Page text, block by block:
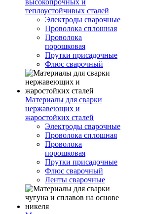
высокопрочных и
теплоустойчивых сталей
Электроды сварочные
Проволока сплошная
Проволока
порошковая
Прутки присадочные
Флюс сварочный
Материалы для сварки
нержавеющих и
жаростойких сталей
Электроды сварочные
Проволока сплошная
Проволока
порошковая
Прутки присадочные
Флюс сварочный
Ленты сварочные